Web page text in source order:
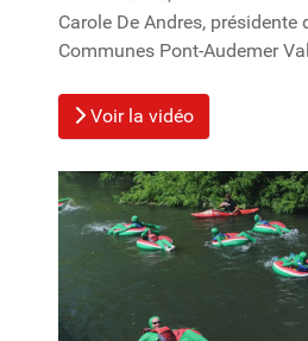
Carole De Andres,
Communes Pont-Audemer
Voir la vidéo